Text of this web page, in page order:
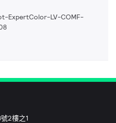
ExpertColor-LV-COMF-
2樓之1